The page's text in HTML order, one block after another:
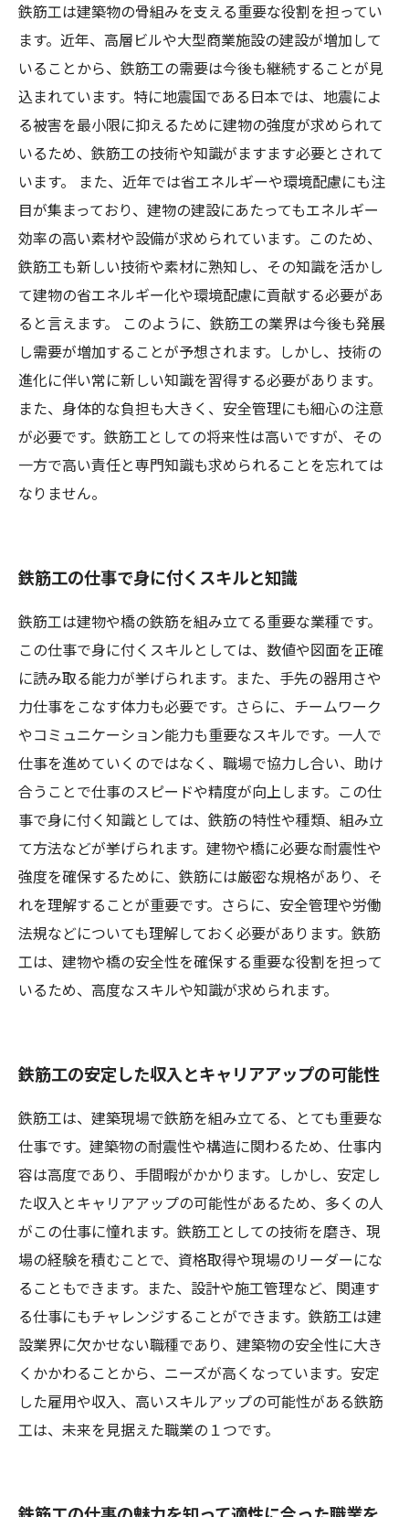
鉄筋工は建築物の骨組みを支える重要な役割を担ってい
ます。近年、高層ビルや大型商業施設の建設が増加して
いることから、鉄筋工の需要は今後も継続することが見
込まれています。特に地震国である日本では、地震によ
る被害を最小限に抑えるために建物の強度が求められて
いるため、鉄筋工の技術や知識がますます必要とされて
います。 また、近年では省エネルギーや環境配慮にも注
目が集まっており、建物の建設にあたってもエネルギー
効率の高い素材や設備が求められています。このため、
鉄筋工も新しい技術や素材に熟知し、その知識を活かし
て建物の省エネルギー化や環境配慮に貢献する必要があ
ると言えます。 このように、鉄筋工の業界は今後も発展
し需要が増加することが予想されます。しかし、技術の
進化に伴い常に新しい知識を習得する必要があります。
また、身体的な負担も大きく、安全管理にも細心の注意
が必要です。鉄筋工としての将来性は高いですが、その
一方で高い責任と専門知識も求められることを忘れては
なりません。
鉄筋工の仕事で身に付くスキルと知識
鉄筋工は建物や橋の鉄筋を組み立てる重要な業種です。
この仕事で身に付くスキルとしては、数値や図面を正確
に読み取る能力が挙げられます。また、手先の器用さや
力仕事をこなす体力も必要です。さらに、チームワーク
やコミュニケーション能力も重要なスキルです。一人で
仕事を進めていくのではなく、職場で協力し合い、助け
合うことで仕事のスピードや精度が向上します。この仕
事で身に付く知識としては、鉄筋の特性や種類、組み立
て方法などが挙げられます。建物や橋に必要な耐震性や
強度を確保するために、鉄筋には厳密な規格があり、そ
れを理解することが重要です。さらに、安全管理や労働
法規などについても理解しておく必要があります。鉄筋
工は、建物や橋の安全性を確保する重要な役割を担って
いるため、高度なスキルや知識が求められます。
鉄筋工の安定した収入とキャリアアップの可能性
鉄筋工は、建築現場で鉄筋を組み立てる、とても重要な
仕事です。建築物の耐震性や構造に関わるため、仕事内
容は高度であり、手間暇がかかります。しかし、安定し
た収入とキャリアアップの可能性があるため、多くの人
がこの仕事に憧れます。鉄筋工としての技術を磨き、現
場の経験を積むことで、資格取得や現場のリーダーにな
ることもできます。また、設計や施工管理など、関連す
る仕事にもチャレンジすることができます。鉄筋工は建
設業界に欠かせない職種であり、建築物の安全性に大き
くかかわることから、ニーズが高くなっています。安定
した雇用や収入、高いスキルアップの可能性がある鉄筋
工は、未来を見据えた職業の１つです。